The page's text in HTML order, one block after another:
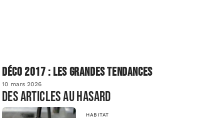
Déco 2017 : les grandes tendances
10 mars 2026
Des articles au hasard
HABITAT